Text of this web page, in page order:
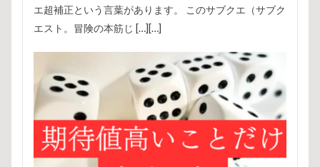
エ超補正という言葉があります。 このサブクエ（サブク
エスト。冒険の本筋じ […][…]